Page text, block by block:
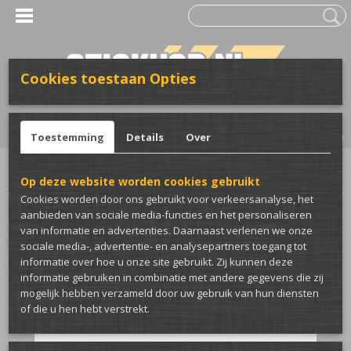
Inloggen Registreren
(0)
Home >Stickers>Voor de auto>Eurostyle stickers>Euro girls auto sticker
Cookies toestaan Opties
Toestemming Details Over
Op deze website worden cookies gebruikt
Cookies worden door ons gebruikt voor verkeersanalyse, het
aanbieden van sociale media-functies en het personaliseren
van informatie en advertenties. Daarnaast verlenen we onze
sociale media-, advertentie- en analysepartners toegang tot
informatie over hoe u onze site gebruikt. Zij kunnen deze
informatie gebruiken in combinatie met andere gegevens die zij
mogelijk hebben verzameld door uw gebruik van hun diensten
of die u hen hebt verstrekt.